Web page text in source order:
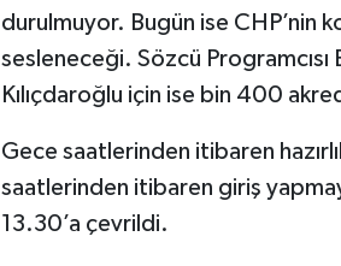
durulmuyor. Bugün ise CHP’nin
sesleneceği. Sözcü
Kılıçdaroğlu için ise bin 400
Gece saatlerinden itibaren
saatlerinden itibaren giriş
13.30’a çevrildi.